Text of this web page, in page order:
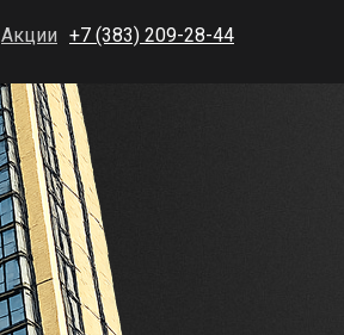
Акции +7 (383) 209-28-44